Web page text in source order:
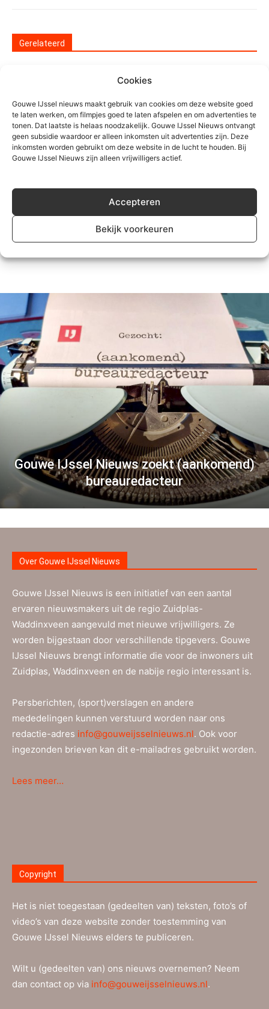
Cookies
Gouwe IJssel nieuws maakt gebruik van cookies om deze website goed
te laten werken, om filmpjes goed te laten afspelen en om advertenties te
tonen. Dat laatste is helaas noodzakelijk. Gouwe IJssel Nieuws ontvangt
geen subsidie waardoor er alleen inkomsten uit advertenties zijn. Deze
inkomsten worden gebruikt om deze website in de lucht te houden. Bij
Gouwe IJssel Nieuws zijn alleen vrijwilligers actief.
Accepteren
Bekijk voorkeuren
Gerelateerd
Algemeen
Gemeente Waddinxveen koopt
oud gemeentehuis
Qbuzz deelt gratis dagkaarten uit
aan reizigers in Zuid-Holland Noord
Verkeer staat stil op A12 en A20
Gouwe IJssel Nieuws zoekt (aankomend)
bureauredacteur
Over Gouwe IJssel Nieuws
Gouwe IJssel Nieuws is een initiatief van een aantal
ervaren nieuwsmakers uit de regio Zuidplas-
Waddinxveen aangevuld met nieuwe vrijwilligers. Ze
worden bijgestaan door verschillende tipgevers. Gouwe
IJssel Nieuws brengt informatie die voor de inwoners uit
Zuidplas, Waddinxveen en de nabije regio interessant is.
Persberichten, (sport)verslagen en andere
mededelingen kunnen verstuurd worden naar ons
redactie-adres info@gouweijsselnieuws.nl. Ook voor
ingezonden brieven kan dit e-mailadres gebruikt worden.
Lees meer…
Copyright
Het is niet toegestaan (gedeelten van) teksten, foto’s of
video’s van deze website zonder toestemming van
Gouwe IJssel Nieuws elders te publiceren.
Wilt u (gedeelten van) ons nieuws overnemen? Neem
dan contact op via info@gouweijsselnieuws.nl.